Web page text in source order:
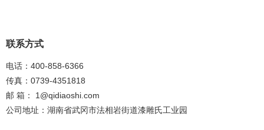
联系方式
电话：400-858-6366
传真：0739-4351818
邮 箱： 1@qidiaoshi.com
公司地址：湖南省武冈市法相岩街道漆雕氏工业园